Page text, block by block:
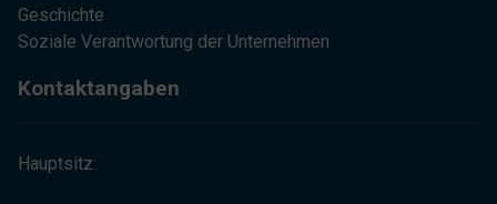
Geschichte
Soziale Verantwortung der Unternehmen
Kontaktangaben
Hauptsitz: